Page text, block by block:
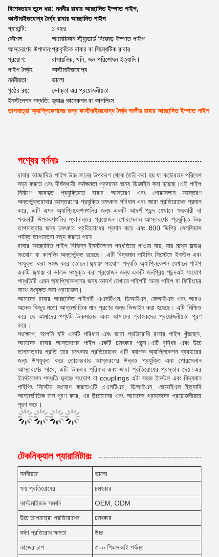
বিশেষভাবে তুলে ধরা: নমনীয় রাবার আচ্ছাদিত ইস্পাত পাইপ,
কাস্টমাইজযোগ্য দৈর্ঘ্য রাবার আচ্ছাদিত পাইপ
গ্যারান্টি:
১ বছর
কৌশল:
আমেরিকান স্ট্যান্ডার্ড বিজোড় ইস্পাত পাইপ
আস্তরণের উপাদান:প্রাকৃতিক রাবার বা সিন্থেটিক রাবার
প্রয়োগ:
রাসায়নিক, খনি, জল পরিশোধন ইত্যাদি।
পাইপ দৈর্ঘ্য:
কাস্টমাইজযোগ্য
নমনীয়তা:
ভালো
পৃষ্ঠের রঙ:
ভোক্তা এর প্রয়োজনীয়তা
ইনস্টলেশন পদ্ধতি: ফ্ল্যাঞ্জ কানেকশন বা কাপলিংস
তাপমাত্রা অ্যাপ্লিকেশনের জন্য কাস্টমাইজযোগ্য দৈর্ঘ্য নমনীয় রাবার আচ্ছাদিত ইস্পাত পাইপ
পণ্যের বর্ণনাঃ
রাবার আচ্ছাদিত পাইপ উচ্চ মানের উপকরণ থেকে তৈরি করা হয় যা কঠোরতম পরিবেশ
সহ্য করতে এবং দীর্ঘস্থায়ী কর্মক্ষমতা প্রদানের জন্য ডিজাইন করা হয়েছে।এই পাইপ
নির্মাণে ব্যবহৃত প্রযুক্তিতে রাবার আস্তরণ এবং পোরসেলান আস্তরণ
অন্তর্ভুক্তরাবার আস্তরণের প্রযুক্তি চমৎকার পরিধান এবং জারা প্রতিরোধের প্রদান
করে, এটি এমন অ্যাপ্লিকেশনগুলির জন্য একটি আদর্শ পছন্দ যেখানে ক্ষয়কারী বা
ক্ষয়কারী উপকরণগুলির স্থানান্তর প্রয়োজন।পোরসেলান আস্তরণের প্রযুক্তি উচ্চ
তাপমাত্রার জন্য চমৎকার প্রতিরোধের প্রদান করে এবং 800 ডিগ্রি সেলসিয়াস
পর্যন্ত তাপমাত্রা সহ্য করতে পারে.
রাবার আচ্ছাদিত পাইপ বিভিন্ন ইনস্টলেশন পদ্ধতিতে পাওয়া যায়, যার মধ্যে ফ্ল্যাঞ্জ
সংযোগ বা কাপলিং অন্তর্ভুক্ত রয়েছে। এটি বিদ্যমান পাইপিং সিস্টেমে ইনস্টল এবং
সংযুক্ত করা সহজ করে তোলে।ফ্ল্যাঞ্জ সংযোগ পদ্ধতি অ্যাপ্লিকেশন যেখানে পাইপ
একটি ফ্ল্যাঞ্জ বা ভালভ সংযুক্ত করা প্রয়োজন জন্য একটি জনপ্রিয় পছন্দএই সংযোগ
পদ্ধতিটি এমন অ্যাপ্লিকেশনের জন্য আদর্শ যেখানে পাইপটি অন্য পাইপ বা ফিটিংয়ের
সাথে সংযুক্ত করা প্রয়োজন।
আমাদের রাবার আচ্ছাদিত পাইপটি এএসটিএম, ডিআইএন, জেআইএস এবং আরও
অনেক কিছুর মতো আন্তর্জাতিক মান পূরণের জন্য ডিজাইন করা হয়েছে। এটি নিশ্চিত
করে যে আমাদের পণ্যটি উচ্চমানের এবং আমাদের গ্রাহকদের প্রয়োজনীয়তা পূরণ
করে।
সংক্ষেপে, আপনি যদি একটি পরিধান এবং জারা প্রতিরোধী রাবার পাইপ খুঁজছেন,
আমাদের রাবার আস্তরণের পাইপ একটি চমৎকার পছন্দ।এটি বৃদ্ধির এবং উচ্চ
তাপমাত্রার প্রতি তার চমৎকার প্রতিরোধের এটি ব্যাপক অ্যাপ্লিকেশন ব্যবহারের
জন্য উপযুক্ত করে তোলেরবার আস্তরণের উন্নত প্রযুক্তি এবং পোরসেলান
আস্তরণের সাথে, এটি উচ্চতর পরিধান এবং জারা প্রতিরোধের প্রস্তাব দেয়।এর
ইনস্টলেশন পদ্ধতি ফ্ল্যাঞ্জ সংযোগ বা couplings এটা সহজ ইনস্টল এবং বিদ্যমান
পাইপিং সিস্টেম সংযোগ করতেএটি এএসটিএম, ডিআইএন, জেআইএস ইত্যাদি
আন্তর্জাতিক মান পূরণ করে, এর উচ্চমানের এবং আমাদের গ্রাহকদের প্রয়োজনীয়তা
পূরণ করে।
টেকনিক্যাল প্যারামিটারঃ
নমনীয়তা
ভালো
ক্ষয় প্রতিরোধের
চমৎকার
কাস্টমাইজড সমর্থন
OEM, ODM
উচ্চ তাপমাত্রা প্রতিরোধের
চমৎকার
ঘর্ষণ প্রতিরোধ ক্ষমতা
উচ্চ
কাজের চাপ
৩০০ পিএসআই পর্যন্ত